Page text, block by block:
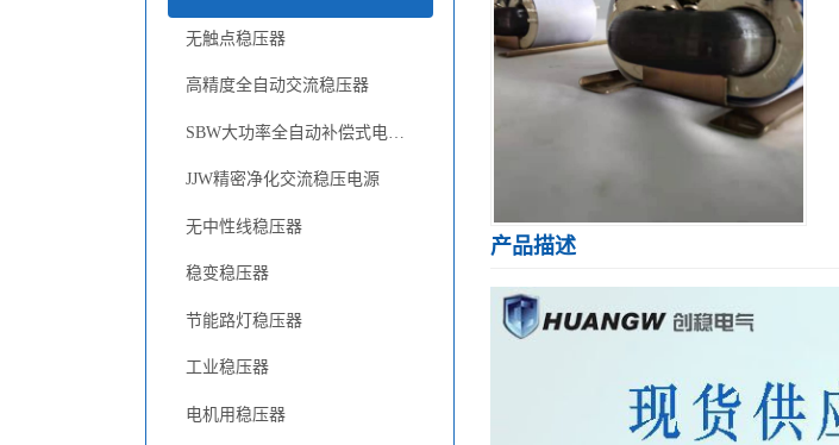
无触点稳压器
高精度全自动交流稳压器
SBW大功率全自动补偿式电力稳压器
JJW精密净化交流稳压电源
无中性线稳压器
稳变稳压器
节能路灯稳压器
工业稳压器
电机用稳压器
产品描述